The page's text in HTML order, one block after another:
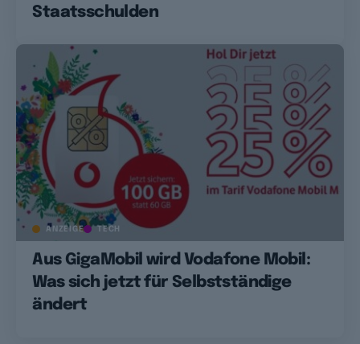
Staatsschulden
ANZEIGE TECH
Aus GigaMobil wird Vodafone Mobil:
Was sich jetzt für Selbstständige
ändert